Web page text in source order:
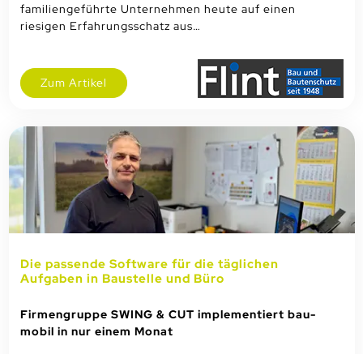
familiengeführte Unternehmen heute auf einen
riesigen Erfahrungsschatz aus…
Zum Artikel
Die passende Software für die täglichen
Aufgaben in Baustelle und Büro
Firmengruppe SWING & CUT implementiert bau-
mobil in nur einem Monat